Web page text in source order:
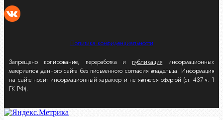
Политика конфиденциальности
Запрещено копирование, переработка и публикация информационных
материалов данного сайта без письменного согласия владельца. Информация
на сайте носит информационный характер и не является офертой (ст. 437 ч. 1
ГК РФ).